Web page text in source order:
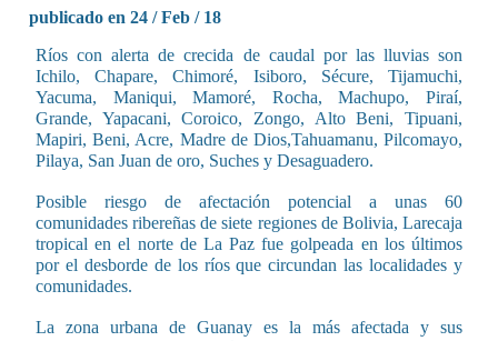
publicado en 24 / Feb / 18
Ríos con alerta de crecida de caudal por las lluvias son
Ichilo, Chapare, Chimoré, Isiboro, Sécure, Tijamuchi,
Yacuma, Maniqui, Mamoré, Rocha, Machupo, Piraí,
Grande, Yapacani, Coroico, Zongo, Alto Beni, Tipuani,
Mapiri, Beni, Acre, Madre de Dios,Tahuamanu, Pilcomayo,
Pilaya, San Juan de oro, Suches y Desaguadero.
Posible riesgo de afectación potencial a unas 60
comunidades ribereñas de siete regiones de Bolivia, Larecaja
tropical en el norte de La Paz fue golpeada en los últimos
por el desborde de los ríos que circundan las localidades y
comunidades.
La zona urbana de Guanay es la más afectada y sus